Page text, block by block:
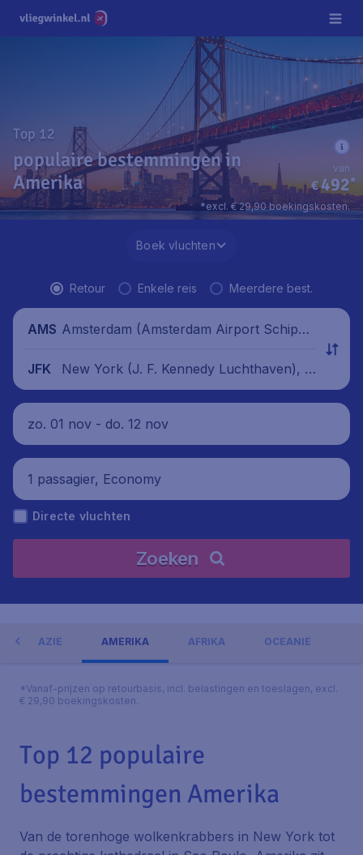
Top 12
populaire bestemmingen in
Amerika
€492*
van
*excl. € 29,90 boekingskosten.
Boek vluchten
Retour Enkele reis Meerdere best.
AMS Amsterdam (Amsterdam Airport Schipho
JFK
New York (J. F. Kennedy Luchthaven), V
erenigde Staten
zo. 01 nov - do. 12 nov
1 passagier, Economy
Directe vluchten
Zoeken
AZIË AMERIKA AFRIKA OCEANIË
*Vanaf-prijzen op retourbasis, incl. belastingen en toeslagen, excl.
€ 29,90 boekingskosten.
Top 12 populaire
bestemmingen Amerika
Van de torenhoge wolkenkrabbers in New York tot